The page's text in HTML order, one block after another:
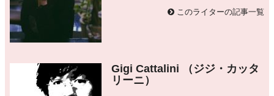
このライターの記事一覧
Gigi Cattalini （ジジ・カッタ
リーニ）